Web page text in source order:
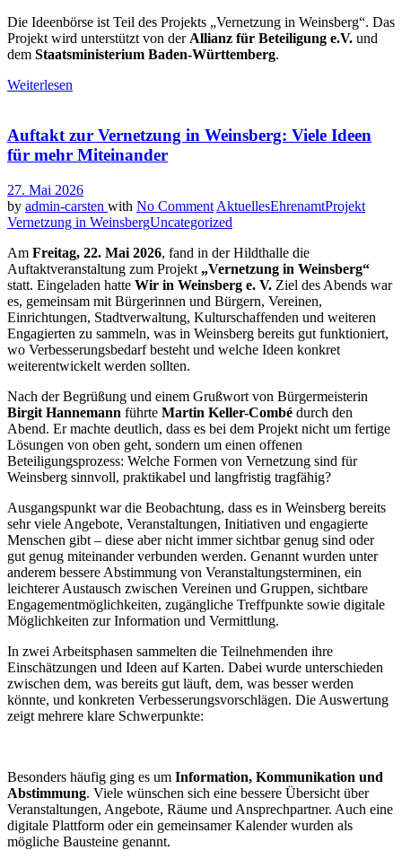
Die Ideenbörse ist Teil des Projekts „Vernetzung in Weinsberg“. Das
Projekt wird unterstützt von der Allianz für Beteiligung e.V. und
dem Staatsministerium Baden-Württemberg.
Weiterlesen
Auftakt zur Vernetzung in Weinsberg: Viele Ideen
für mehr Miteinander
27. Mai 2026
by admin-carsten with No Comment AktuellesEhrenamtProjekt
Vernetzung in WeinsbergUncategorized
Am Freitag, 22. Mai 2026, fand in der Hildthalle die
Auftaktveranstaltung zum Projekt „Vernetzung in Weinsberg“
statt. Eingeladen hatte Wir in Weinsberg e. V. Ziel des Abends war
es, gemeinsam mit Bürgerinnen und Bürgern, Vereinen,
Einrichtungen, Stadtverwaltung, Kulturschaffenden und weiteren
Engagierten zu sammeln, was in Weinsberg bereits gut funktioniert,
wo Verbesserungsbedarf besteht und welche Ideen konkret
weiterentwickelt werden sollten.
Nach der Begrüßung und einem Grußwort von Bürgermeisterin
Birgit Hannemann führte Martin Keller-Combé durch den
Abend. Er machte deutlich, dass es bei dem Projekt nicht um fertige
Lösungen von oben geht, sondern um einen offenen
Beteiligungsprozess: Welche Formen von Vernetzung sind für
Weinsberg sinnvoll, praktikabel und langfristig tragfähig?
Ausgangspunkt war die Beobachtung, dass es in Weinsberg bereits
sehr viele Angebote, Veranstaltungen, Initiativen und engagierte
Menschen gibt – diese aber nicht immer sichtbar genug sind oder
gut genug miteinander verbunden werden. Genannt wurden unter
anderem bessere Abstimmung von Veranstaltungsterminen, ein
leichterer Austausch zwischen Vereinen und Gruppen, sichtbare
Engagementmöglichkeiten, zugängliche Treffpunkte sowie digitale
Möglichkeiten zur Information und Vermittlung.
In zwei Arbeitsphasen sammelten die Teilnehmenden ihre
Einschätzungen und Ideen auf Karten. Dabei wurde unterschieden
zwischen dem, was bereits gut läuft, dem, was besser werden
könnte, und konkreten Verbesserungsvorschlägen. Die Auswertung
zeigt mehrere klare Schwerpunkte:
Besonders häufig ging es um Information, Kommunikation und
Abstimmung. Viele wünschen sich eine bessere Übersicht über
Veranstaltungen, Angebote, Räume und Ansprechpartner. Auch eine
digitale Plattform oder ein gemeinsamer Kalender wurden als
mögliche Bausteine genannt.